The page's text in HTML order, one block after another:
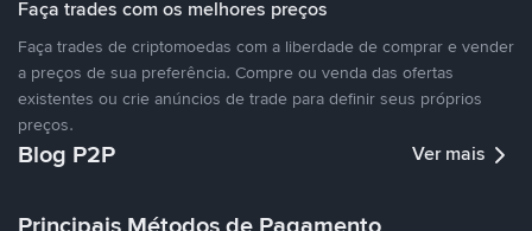
Faça trades com os melhores preços
Faça trades de criptomoedas com a liberdade de comprar e vender
a preços de sua preferência. Compre ou venda das ofertas
existentes ou crie anúncios de trade para definir seus próprios
preços.
Blog P2P Ver mais